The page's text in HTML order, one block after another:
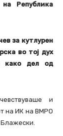
Република
за кутлурен
во тој дух
како дел од
и
на ИК на ВМРО